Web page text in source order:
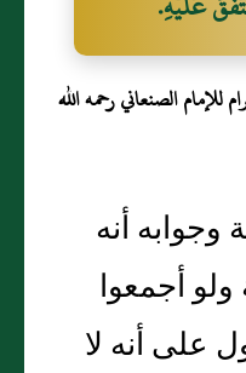
الصنعاني رحمه الله
وجوابه أنه
أجمعوا
على أنه لا